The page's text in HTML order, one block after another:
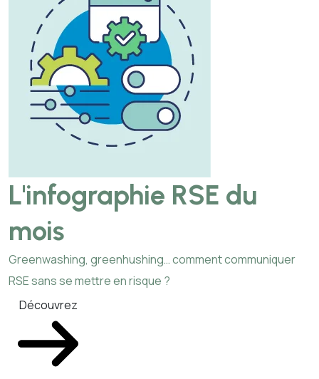
L'infographie RSE du
mois
Greenwashing, greenhushing… comment communiquer
RSE sans se mettre en risque ?
Découvrez